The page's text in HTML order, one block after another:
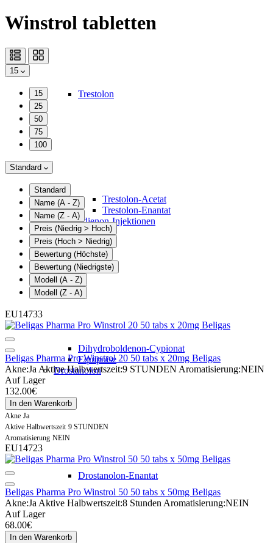
Trestolon
Trestolon-Acetat
Trestolon-Enantat
Methandienon-Injektionen
Syntol
Boldenon
Dihydroboldenon-Cypionat
Equipoise
Drostanolon
Drostanolon-Enantat
Winstrol tabletten
15
15
25
50
75
100
Standard
Standard
Name (A - Z)
Name (Z - A)
Preis (Niedrig > Hoch)
Preis (Hoch > Niedrig)
Bewertung (Höchste)
Bewertung (Niedrigste)
Modell (A - Z)
Modell (Z - A)
EU14733
Beligas Pharma Pro Winstrol 20 50 tabs x 20mg Beligas
Akne:Ja Aktive Halbwertszeit:9 STUNDEN Aromatisierung:NEIN
Auf Lager
132.00€
In den Warenkorb
Akne Ja
Aktive Halbwertszeit 9 STUNDEN
Aromatisierung NEIN
EU14723
Beligas Pharma Pro Winstrol 50 50 tabs x 50mg Beligas
Akne:Ja Aktive Halbwertszeit:8 Stunden Aromatisierung:NEIN
Auf Lager
68.00€
In den Warenkorb